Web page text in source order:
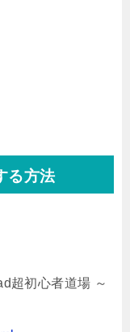
る方法
超初心者道場 ～